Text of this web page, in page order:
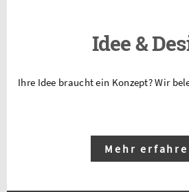
Idee &
Ihre Idee braucht ein Konzept? Wir
Mehr